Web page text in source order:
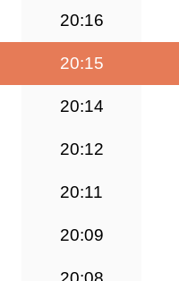
20:16
20:15
20:14
20:12
20:11
20:09